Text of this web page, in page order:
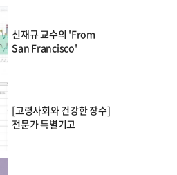
신재규 교수의 'From
San Francisco'
[고령사회와 건강한 장수]
전문가 특별기고